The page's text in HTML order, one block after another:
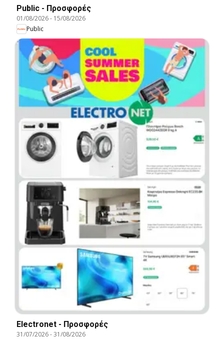
Public - Προσφορές
01/08/2026- 15/08/2026
Public
Electronet - Προσφορές
31/07/2026-31/08/2026